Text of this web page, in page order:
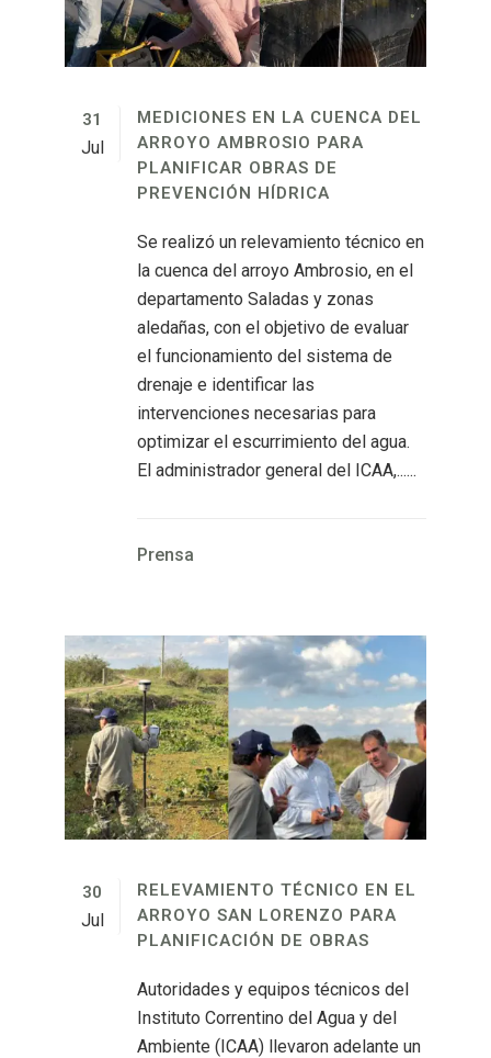
31
Jul
MEDICIONES EN LA CUENCA DEL
ARROYO AMBROSIO PARA
PLANIFICAR OBRAS DE
PREVENCIÓN HÍDRICA
Se realizó un relevamiento técnico en
la cuenca del arroyo Ambrosio, en el
departamento Saladas y zonas
aledañas, con el objetivo de evaluar
el funcionamiento del sistema de
drenaje e identificar las
intervenciones necesarias para
optimizar el escurrimiento del agua.
El administrador general del ICAA,......
Prensa
30
Jul
RELEVAMIENTO TÉCNICO EN EL
ARROYO SAN LORENZO PARA
PLANIFICACIÓN DE OBRAS
Autoridades y equipos técnicos del
Instituto Correntino del Agua y del
Ambiente (ICAA) llevaron adelante un